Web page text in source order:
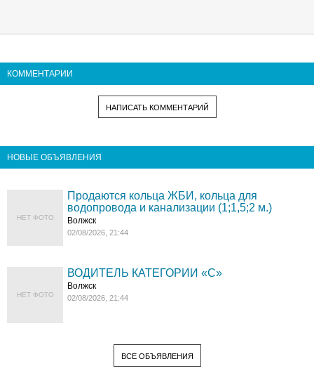
КОММЕНТАРИИ
НАПИСАТЬ КОММЕНТАРИЙ
НОВЫЕ ОБЪЯВЛЕНИЯ
НЕТ ФОТО
Продаются кольца ЖБИ, кольца для
водопровода и канализации (1;1,5;2 м.)
Волжск
02/08/2026, 21:44
НЕТ ФОТО
ВОДИТЕЛЬ КАТЕГОРИИ «C»
Волжск
02/08/2026, 21:44
ВСЕ ОБЪЯВЛЕНИЯ